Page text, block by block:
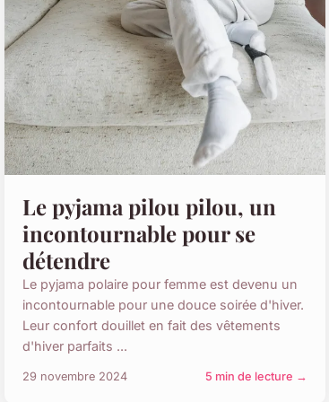
Le pyjama pilou pilou, un
incontournable pour se
détendre
Le pyjama polaire pour femme est devenu un
incontournable pour une douce soirée d'hiver.
Leur confort douillet en fait des vêtements
d'hiver parfaits ...
29 novembre 2024 5 min de lecture →